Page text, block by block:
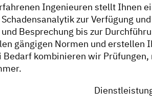
Ingenieuren stellt Ihnen
zur Verfügung
Besprechung bis zur
gängigen Normen und erstellen
kombinieren wir